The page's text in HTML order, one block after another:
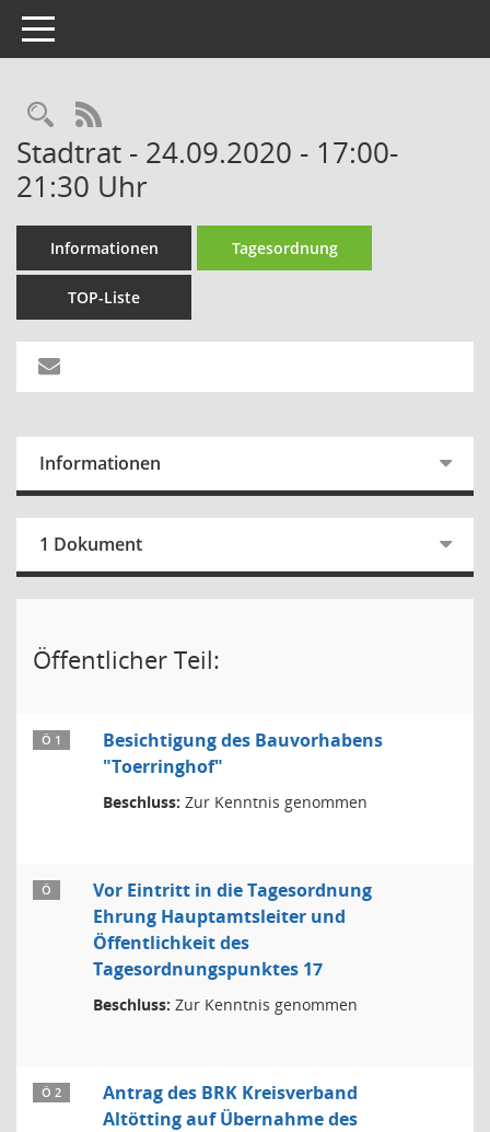
Toggle navigation
Rechercheauswahl
RSS-Feed
Stadtrat - 24.09.2020 - 17:00-
21:30 Uhr
Informationen Tagesordnung
TOP-Liste
Informationen
1 Dokument
Öffentlicher Teil:
Ö 1
Besichtigung des Bauvorhabens
"Toerringhof"
Beschluss: Zur Kenntnis genommen
Ö
Vor Eintritt in die Tagesordnung
Ehrung Hauptamtsleiter und
Öffentlichkeit des
Tagesordnungspunktes 17
Beschluss: Zur Kenntnis genommen
Ö 2
Antrag des BRK Kreisverband
Altötting auf Übernahme des